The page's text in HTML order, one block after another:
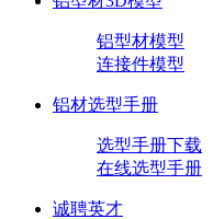
铝型材模型
连接件模型
铝材选型手册
选型手册下载
在线选型手册
诚聘英才